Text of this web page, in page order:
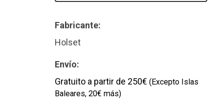
Fabricante:
Holset
Envío:
Gratuito a partir de 250€ (Excepto Islas
Baleares, 20€ más)